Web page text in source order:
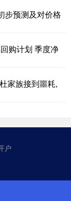
步预测及对价格
购计划 季度净
家族接到噩耗,
户